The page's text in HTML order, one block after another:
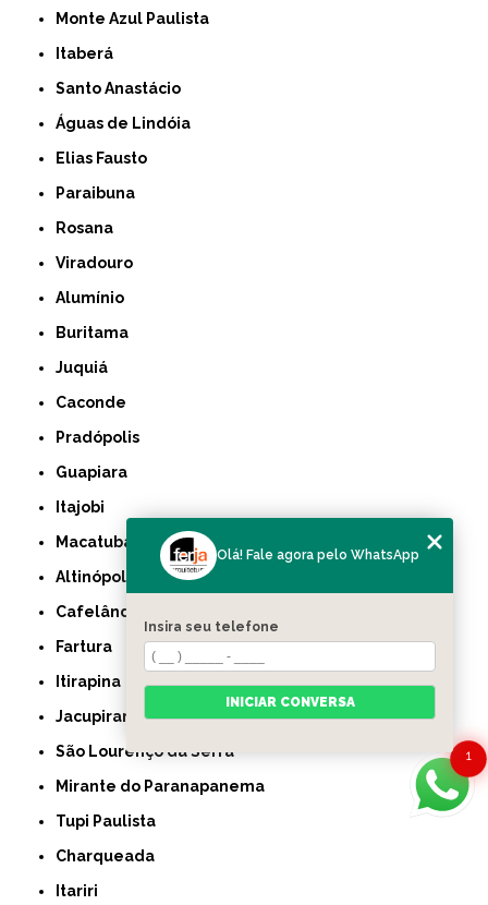
Monte Azul Paulista
Itaberá
Santo Anastácio
Águas de Lindóia
Elias Fausto
Paraibuna
Rosana
Viradouro
Alumínio
Buritama
Juquiá
Caconde
Pradópolis
Guapiara
Itajobi
Macatuba
Altinópolis
Cafelândia
Fartura
Itirapina
Jacupiranga
São Lourenço da Serra
Mirante do Paranapanema
Tupi Paulista
Charqueada
Itariri
1
Olá! Fale agora pelo WhatsApp
Insira seu telefone
INICIAR CONVERSA